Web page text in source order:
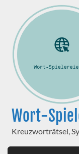
Wort-
Kreuzworträtsel,